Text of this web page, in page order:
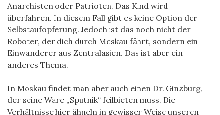
Anarchisten oder Patrioten. Das Kind wird
überfahren. In diesem Fall gibt es keine Option der
Selbstaufopferung. Jedoch ist das noch nicht der
Roboter, der dich durch Moskau fährt, sondern ein
Einwanderer aus Zentralasien. Das ist aber ein
anderes Thema.
In Moskau findet man aber auch einen Dr. Ginzburg,
der seine Ware „Sputnik“ feilbieten muss. Die
Verhältnisse hier ähneln in gewisser Weise unseren